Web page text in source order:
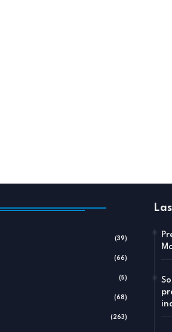
(39)
(66)
(5)
(68)
(263)